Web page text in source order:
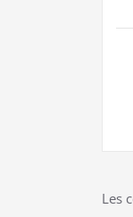
Les